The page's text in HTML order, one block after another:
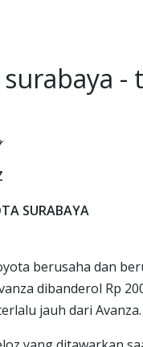
-
SURABAYA
berusaha dan
dibanderol Rp
jauh dari Avanza.